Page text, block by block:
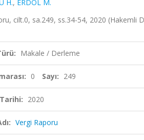
H., ERDÖL M.
cilt.0, sa.249, ss.34-54, 2020 (Hakemli
Makale / Derleme
0 Sayı: 249
2020
Vergi Raporu